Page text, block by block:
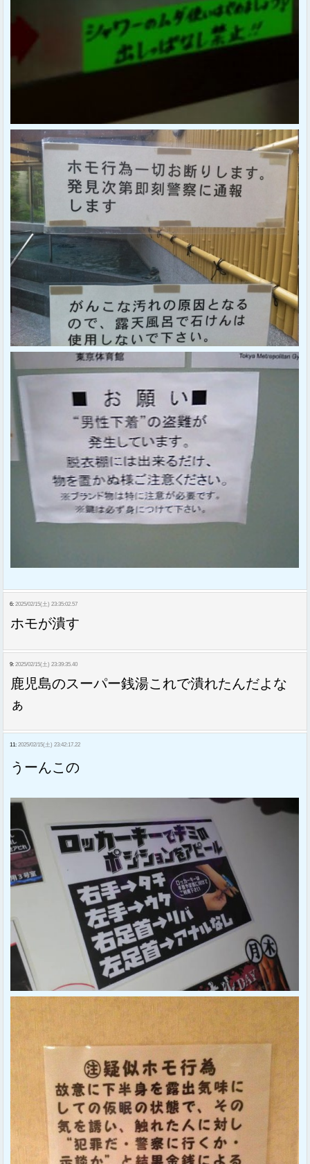
6: 2025/02/15(土) 23:35:02.57
ホモが潰す
9: 2025/02/15(土) 23:39:35.40
鹿児島のスーパー銭湯これで潰れたんだよな
ぁ
11: 2025/02/15(土) 23:42:17.22
うーんこの